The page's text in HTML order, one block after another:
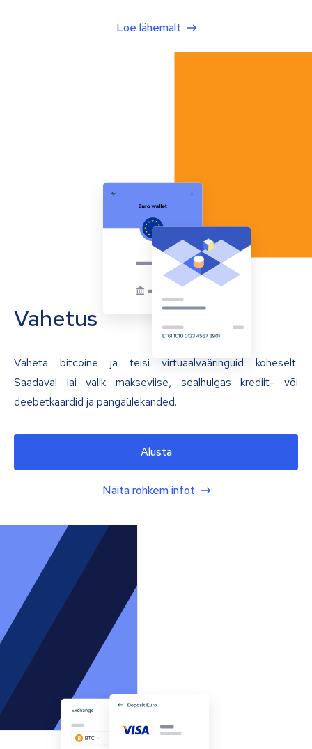
Loe lähemalt
Vahetus
Vaheta bitcoine ja teisi virtuaalvääringuid koheselt.
Saadaval lai valik makseviise, sealhulgas krediit- või
deebetkaardid ja pangaülekanded.
Alusta
Näita rohkem infot